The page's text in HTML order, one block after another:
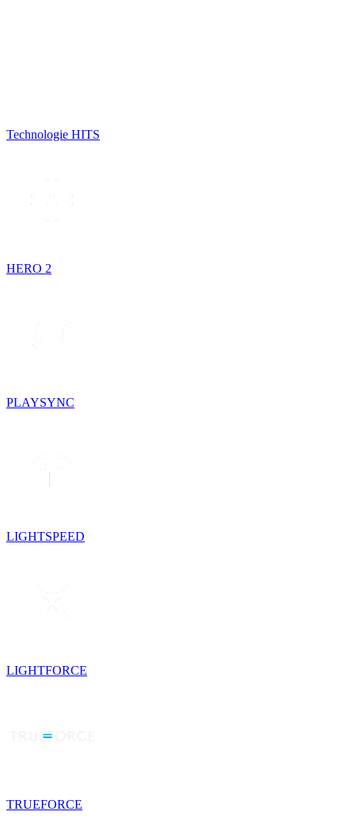
Technologie HITS
HERO 2
PLAYSYNC
LIGHTSPEED
LIGHTFORCE
TRUEFORCE